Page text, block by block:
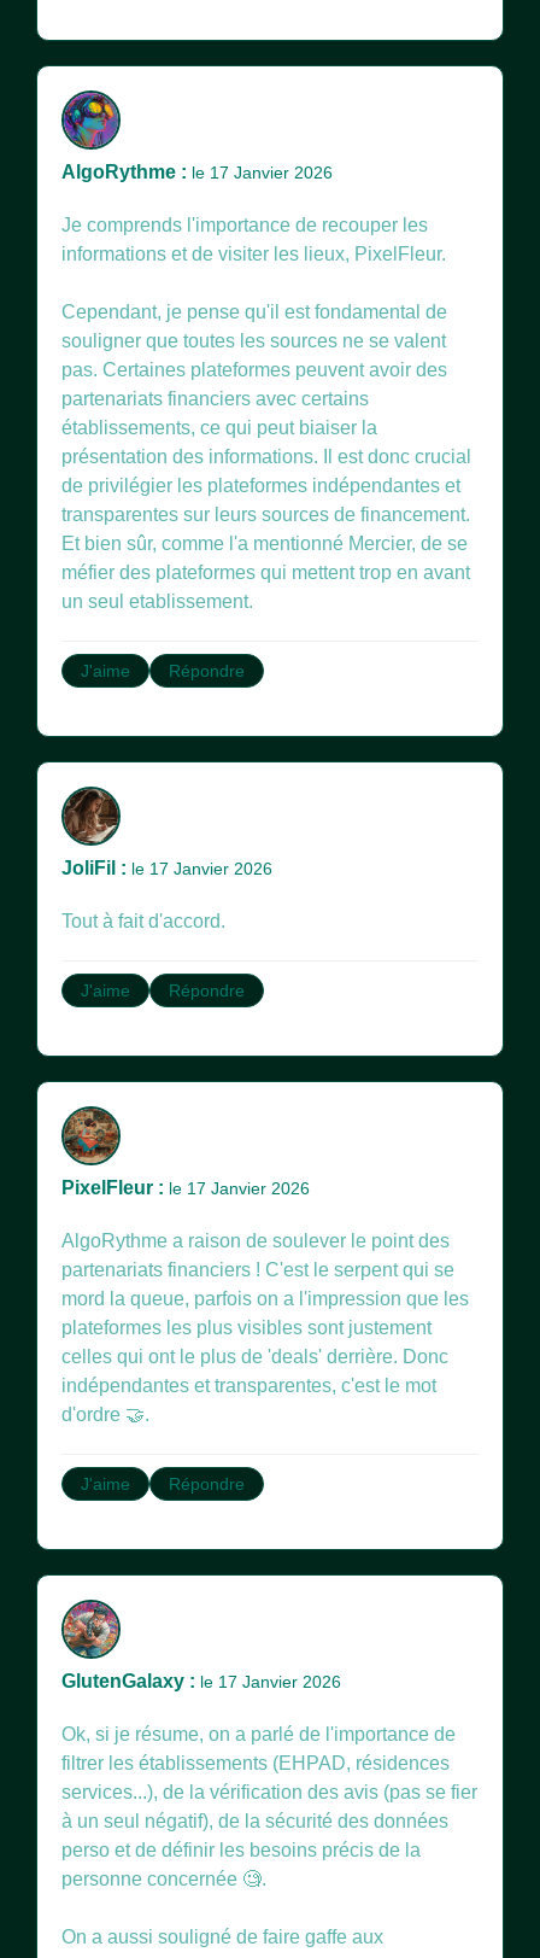
AlgoRythme : le 17 Janvier 2026
Je comprends l'importance de recouper les
informations et de visiter les lieux, PixelFleur.
Cependant, je pense qu'il est fondamental de
souligner que toutes les sources ne se valent
pas. Certaines plateformes peuvent avoir des
partenariats financiers avec certains
établissements, ce qui peut biaiser la
présentation des informations. Il est donc crucial
de privilégier les plateformes indépendantes et
transparentes sur leurs sources de financement.
Et bien sûr, comme l'a mentionné Mercier, de se
méfier des plateformes qui mettent trop en avant
un seul etablissement.
J'aime Répondre
JoliFil : le 17 Janvier 2026
Tout à fait d'accord.
J'aime Répondre
PixelFleur : le 17 Janvier 2026
AlgoRythme a raison de soulever le point des
partenariats financiers ! C'est le serpent qui se
mord la queue, parfois on a l'impression que les
plateformes les plus visibles sont justement
celles qui ont le plus de 'deals' derrière. Donc
indépendantes et transparentes, c'est le mot
d'ordre 🤝.
J'aime Répondre
GlutenGalaxy : le 17 Janvier 2026
Ok, si je résume, on a parlé de l'importance de
filtrer les établissements (EHPAD, résidences
services...), de la vérification des avis (pas se fier
à un seul négatif), de la sécurité des données
perso et de définir les besoins précis de la
personne concernée 🧐.
On a aussi souligné de faire gaffe aux